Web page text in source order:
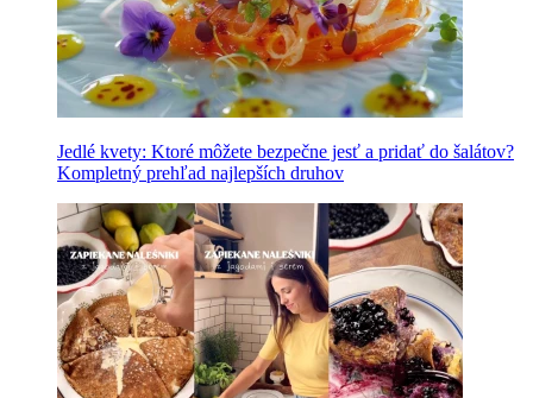
Jedlé kvety: Ktoré môžete bezpečne jesť a pridať do šalátov?
Kompletný prehľad najlepších druhov